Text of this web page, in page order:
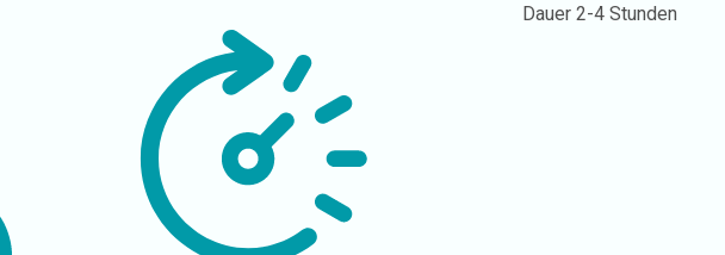
Dauer2-4 Stunden